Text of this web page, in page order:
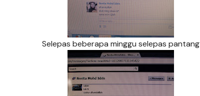
Selepas beberapa minggu selepas pantang